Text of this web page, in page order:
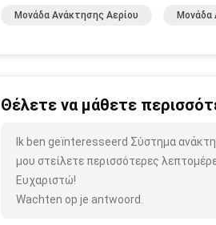
Μονάδα Ανάκτησης Αερίου Μονάδα
Θέλετε να μάθετε
Ik ben geïnteresseerd Σύστημα
μου στείλετε περισσότερες
Ευχαριστώ!
Wachten op je antwoord.